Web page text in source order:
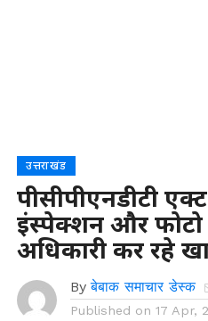
उत्तराखंड
पीसीपीएनडीटी
इंस्पेक्शन और
अधिकारी कर रहे
By बेबाक समाचार डेस्क
Published on 17 Apr,